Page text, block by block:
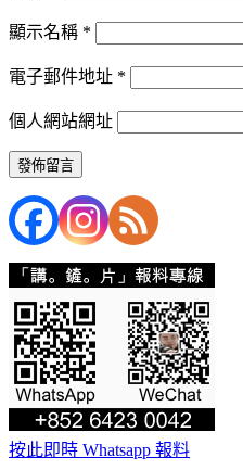
顯示名稱 *
電子郵件地址 *
個人網站網址
按此即時 Whatsapp 報料